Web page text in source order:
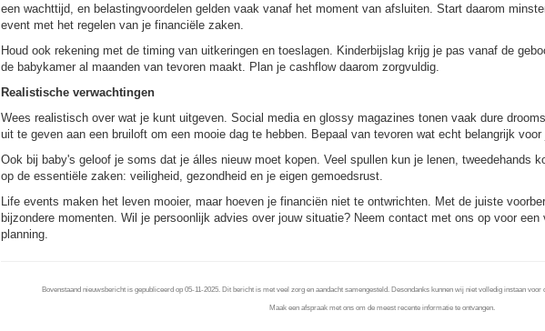
een wachttijd, en belastingvoordelen gelden vaak vanaf het moment van afsluiten. Start daarom
event met het regelen van je financiële zaken.
Houd ook rekening met de timing van uitkeringen en toeslagen. Kinderbijslag krijg je pas vanaf de
de babykamer al maanden van tevoren maakt. Plan je cashflow daarom zorgvuldig.
Realistische verwachtingen
Wees realistisch over wat je kunt uitgeven. Social media en glossy magazines tonen vaak dure
uit te geven aan een bruiloft om een mooie dag te hebben. Bepaal van tevoren wat echt belangrijk
Ook bij baby's geloof je soms dat je álles nieuw moet kopen. Veel spullen kun je lenen, tweedehands
op de essentiële zaken: veiligheid, gezondheid en je eigen gemoedsrust.
Life events maken het leven mooier, maar hoeven je financiën niet te ontwrichten. Met de juiste
bijzondere momenten. Wil je persoonlijk advies over jouw situatie? Neem contact met ons op voor
planning.
Bovenstaand nieuwsbericht is gepubliceerd op 05-11-2025. Dit bericht is met veel zorg en aandacht samengesteld. Desondanks kunnen wij niet volledig instaan
Maak een afspraak met ons om de meest recente informatie te ontvangen.